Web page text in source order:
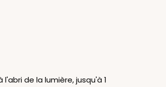
de la lumière, jusqu'à 1